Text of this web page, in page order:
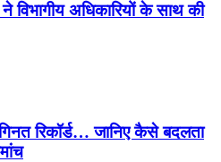
ने विभागीय अधिकारियों के साथ की
रिकॉर्ड… जानिए कैसे बदलता